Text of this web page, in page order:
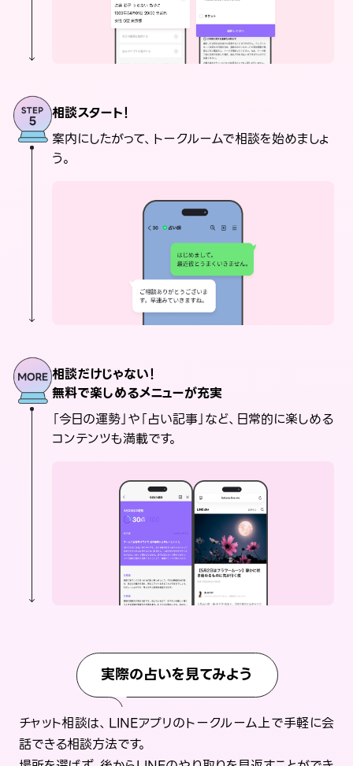
相談スタート！
案内にしたがって、トークルームで相談を始めましょ
う。
相談だけじゃない！
無料で楽しめるメニューが充実
「今日の運勢」や「占い記事」など、日常的に楽しめる
コンテンツも満載です。
実際の占いを見てみよう
チャット相談は、LINEアプリのトークルーム上で手軽に会
話できる相談方法です。